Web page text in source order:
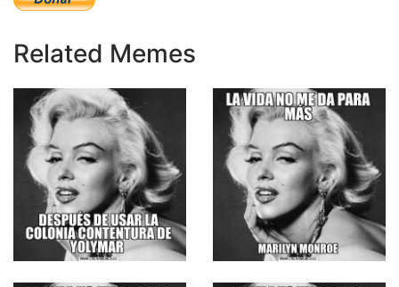
Related Memes